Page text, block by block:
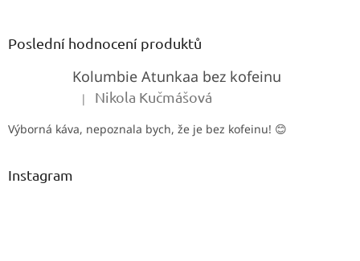
Poslední hodnocení produktů
Kolumbie Atunkaa bez kofeinu
Hodnocení produktu je 5 z 5 hvězdiček.
| Nikola Kučmášová
Výborná káva, nepoznala bych, že je bez kofeinu! 😊
Instagram